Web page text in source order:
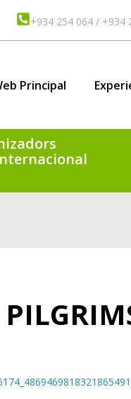
+934 254 064 / +934
Principal